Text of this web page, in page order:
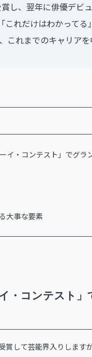
、翌年に俳優デビ
これだけはわかって
れまでのキャリアを
イ・コンテスト」でグラ
大事な要素
・コンテスト」
賞して芸能界入りします